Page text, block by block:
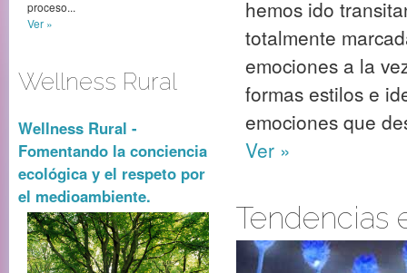
proceso...
Ver »
Wellness Rural
Wellness Rural -
Fomentando la conciencia
ecológica y el respeto por
el medioambiente.
hemos ido
totalmente
emociones a la
formas estilos e
emociones que
Ver »
Tendencias